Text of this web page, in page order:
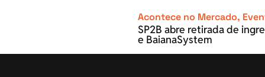
Acontece no Mercado,
SP2B abre retirada de
e BaianaSystem